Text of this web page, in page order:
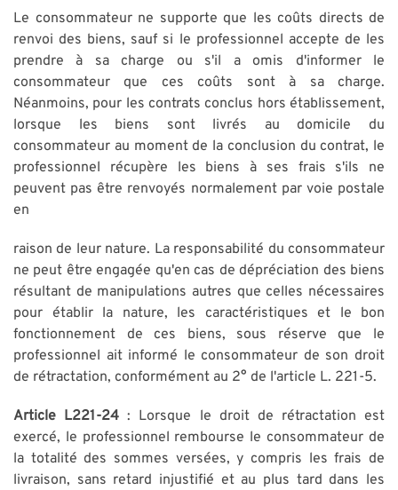
Le consommateur ne supporte que les coûts directs de
renvoi des biens, sauf si le professionnel accepte de les
prendre à sa charge ou s'il a omis d'informer le
consommateur que ces coûts sont à sa charge.
Néanmoins, pour les contrats conclus hors établissement,
lorsque les biens sont livrés au domicile du
consommateur au moment de la conclusion du contrat, le
professionnel récupère les biens à ses frais s'ils ne
peuvent pas être renvoyés normalement par voie postale
en
raison de leur nature. La responsabilité du consommateur
ne peut être engagée qu'en cas de dépréciation des biens
résultant de manipulations autres que celles nécessaires
pour établir la nature, les caractéristiques et le bon
fonctionnement de ces biens, sous réserve que le
professionnel ait informé le consommateur de son droit
de rétractation, conformément au 2° de l'article L. 221-5.
Article L221-24 : Lorsque le droit de rétractation est
exercé, le professionnel rembourse le consommateur de
la totalité des sommes versées, y compris les frais de
livraison, sans retard injustifié et au plus tard dans les